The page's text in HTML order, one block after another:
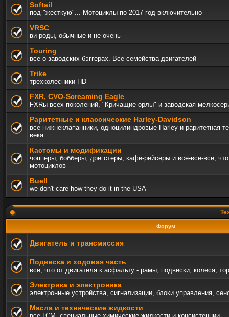
Softail
под "жесткую"... Мотоциклы по 2017 год включительно
VRSC
ви-роды, обычные и не очень
Touring
все о заводских бэггерах. Все семейства двигателей
Trike
трехколесники HD
FXR, СVO-Screaming Eagle
FXRы всех поколений, "Кричащие орлы" и заводская
Раритетные и классические Harley-Davidson
все нижнеклапанники, одноцилиндровые Harley и раритетная
века
Кастомы и модификации
чопперы, бобберы, дрегстеры, кафе-рейсеры и все-все-все,
мотоциклов
Buell
we don't care how they do it in the USA
Форум
Двигатель и трансмиссия
Подвеска и ходовая часть
все, что от двигателя к асфальту - рамы, подвески, колеса,
Электрика и электроника
электронные устройства, сигнализации, блоки управления,
Масла и технические жидкости